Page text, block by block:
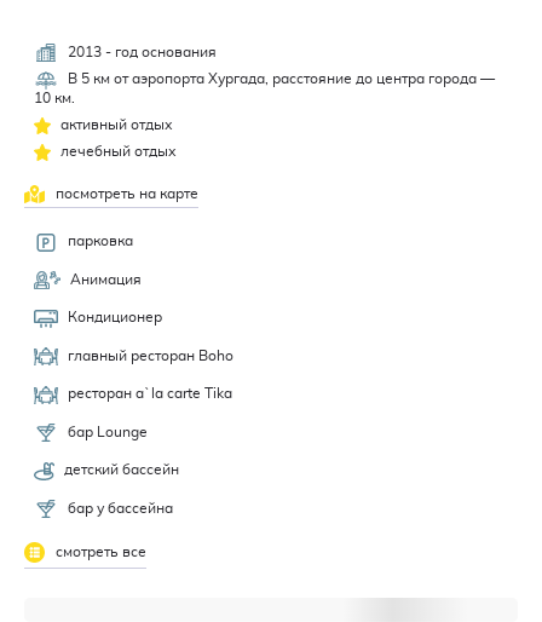
2013 - год основания
В 5 км от аэропорта Хургада, расстояние до центра города —
10 км.
активный отдых
лечебный отдых
посмотреть на карте
парковка
Анимация
Кондиционер
главный ресторан Boho
ресторан a`la carte Tika
бар Lounge
детский бассейн
бар у бассейна
смотреть все